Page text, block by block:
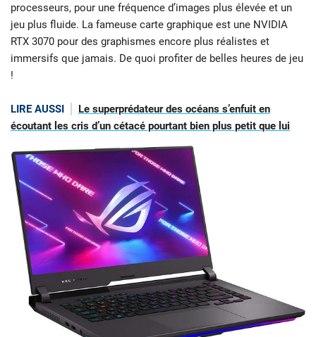
processeurs, pour une fréquence d’images plus élevée et un
jeu plus fluide. La fameuse carte graphique est une NVIDIA
RTX 3070 pour des graphismes encore plus réalistes et
immersifs que jamais. De quoi profiter de belles heures de jeu
!
LIRE AUSSI
Le superprédateur des océans s’enfuit en
écoutant les cris d’un cétacé pourtant bien plus petit que lui